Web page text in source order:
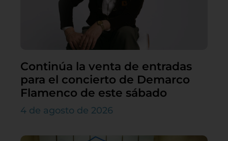
Continúa la venta de entradas
para el concierto de Demarco
Flamenco de este sábado
4 de agosto de 2026